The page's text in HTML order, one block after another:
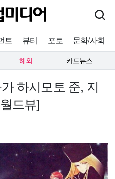
트 뷰티 포토 문화/사회
해외 카드뉴스
하시모토 준, 지
드뷰]